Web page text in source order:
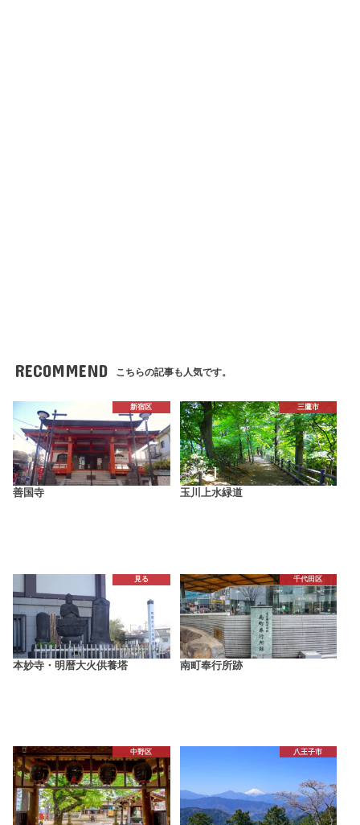
RECOMMEND こちらの記事も人気です。
新宿区
善国寺
三鷹市
玉川上水緑道
見る
本妙寺・明暦大火供養塔
千代田区
南町奉行所跡
中野区 八王子市